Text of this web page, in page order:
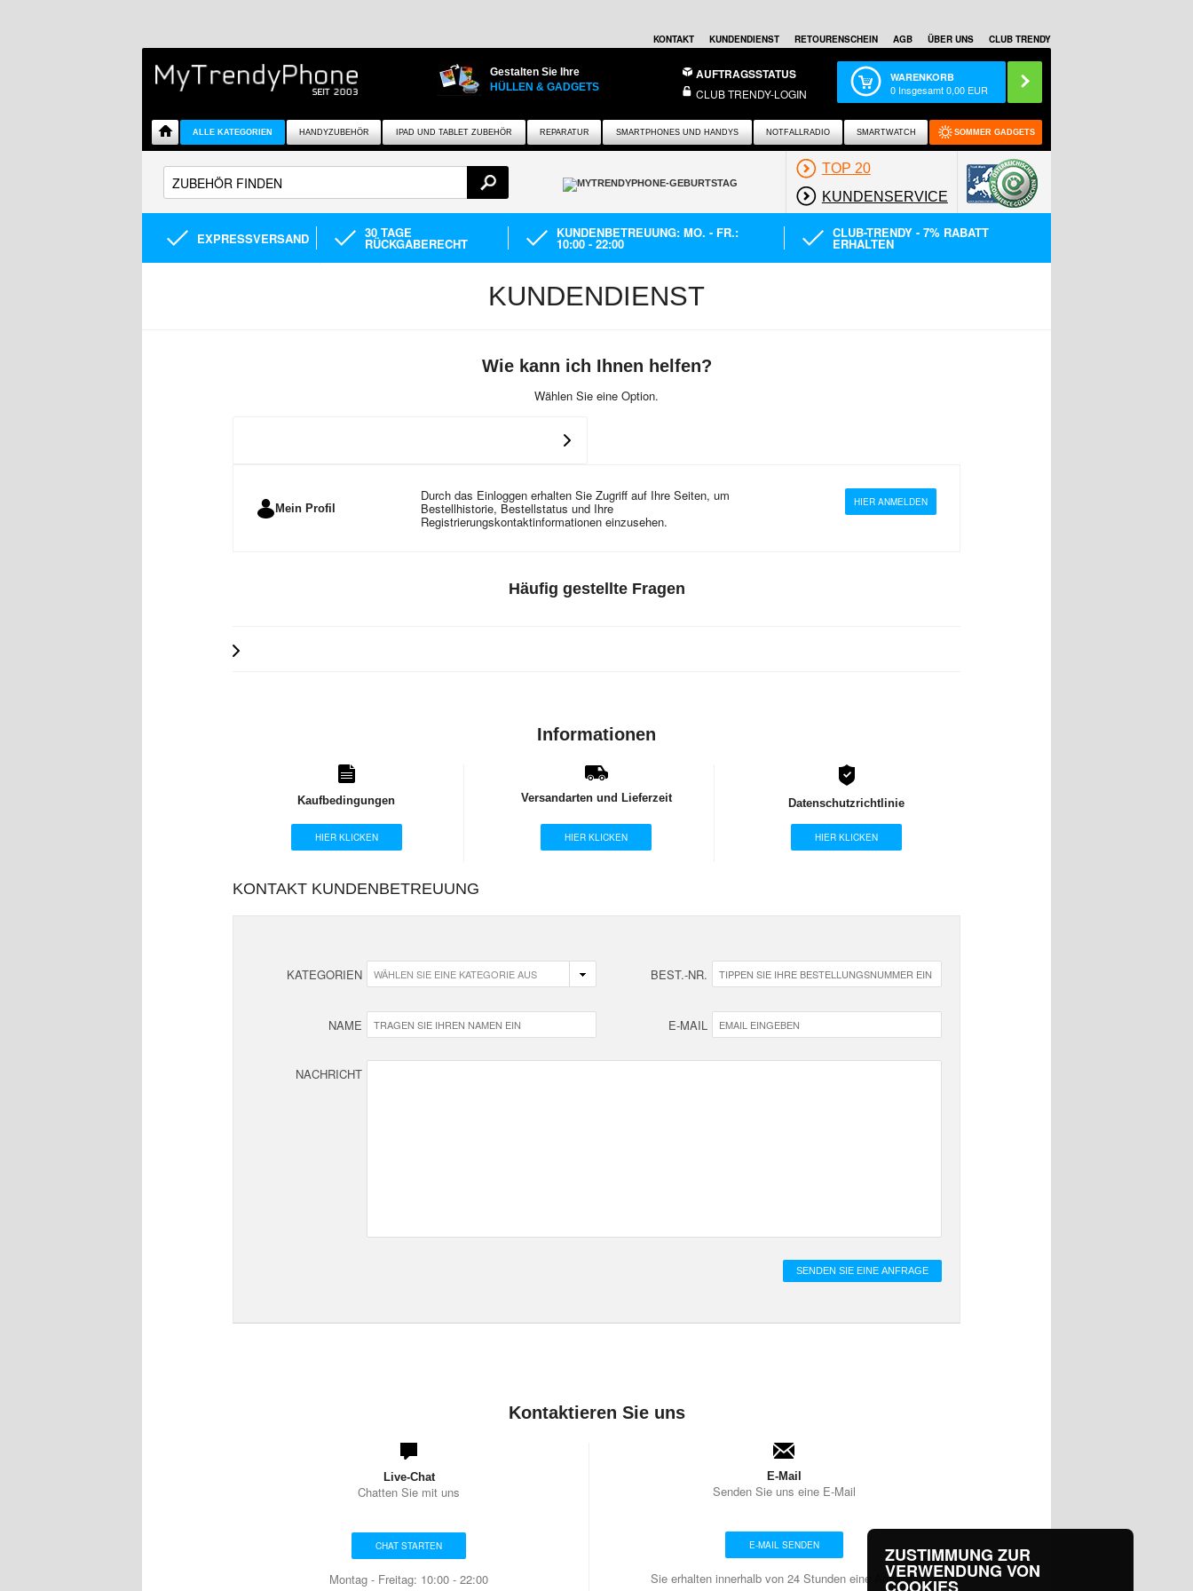
KONTAKT KUNDENDIENST RETOURENSCHEIN AGB ÜBER UNS CLUB TRENDY
Gestalten Sie Ihre
HÜLLEN & GADGETS
AUFTRAGSSTATUS
CLUB TRENDY-LOGIN
WARENKORB
0 Insgesamt0,00 EUR
ALLE KATEGORIEN HANDYZUBEHÖR IPAD UND TABLET ZUBEHÖR REPARATUR SMARTPHONES UND HANDYS NOTFALLRADIO SMARTWATCH SOMMER GADGETS
TOP 20
KUNDENSERVICE
EXPRESSVERSAND 30 TAGE
RÜCKGABERECHT
KUNDENBETREUUNG: MO. - FR.:
10:00 - 22:00
CLUB-TRENDY - 7% RABATT
ERHALTEN
KUNDENDIENST
Wie kann ich Ihnen helfen?
Wählen Sie eine Option.
Mein Profil
Durch das Einloggen erhalten Sie Zugriff auf Ihre Seiten, um
Bestellhistorie, Bestellstatus und Ihre
Registrierungskontaktinformationen einzusehen.
HIER ANMELDEN
Häufig gestellte Fragen
Informationen
Kaufbedingungen
HIER KLICKEN
Versandarten und Lieferzeit
HIER KLICKEN
Datenschutzrichtlinie
HIER KLICKEN
KONTAKT KUNDENBETREUUNG
KATEGORIEN BEST.-NR.
NAME E-MAIL
NACHRICHT
Kontaktieren Sie uns
Live-Chat
Chatten Sie mit uns
CHAT STARTEN
Montag - Freitag: 10:00 - 22:00
E-Mail
Senden Sie uns eine E-Mail
E-MAIL SENDEN
Sie erhalten innerhalb von 24 Stunden eine Antwort.
ZUSTIMMUNG ZUR
VERWENDUNG VON